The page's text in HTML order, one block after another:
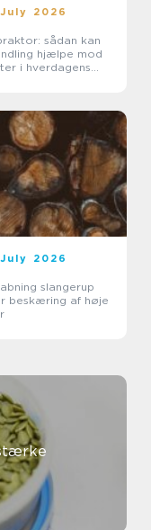
2026
sådan kan
hjælpe mod
i hverdagens
2026
slangerup
beskæring af høje